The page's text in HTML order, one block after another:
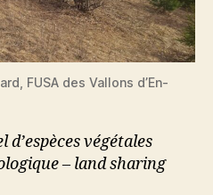
FUSA des Vallons d’En-
végétales
– land sharing